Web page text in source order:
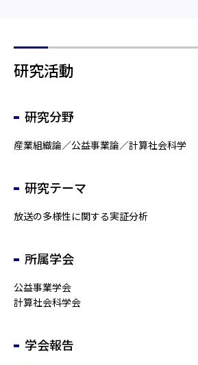
研究活動
研究分野
産業組織論／公益事業論／計算社会科学
研究テーマ
放送の多様性に関する実証分析
所属学会
公益事業学会
計算社会科学会
学会報告